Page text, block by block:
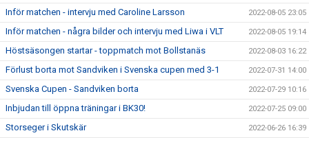
Inför matchen - intervju med Caroline Larsson 2022-08-05 23:05
Inför matchen - några bilder och intervju med Liwa i VLT 2022-08-05 19:14
Höstsäsongen startar - toppmatch mot Bollstanäs 2022-08-03 16:22
Förlust borta mot Sandviken i Svenska cupen med 3-1 2022-07-31 14:00
Svenska Cupen - Sandviken borta 2022-07-29 10:16
Inbjudan till öppna träningar i BK30! 2022-07-25 09:00
Storseger i Skutskär 2022-06-26 16:39